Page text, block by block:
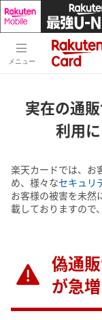
メニュー
実在の通
利用
楽天カードでは、お
め、様々なセキュリ
お客様の被害を未然
載しておりますので
偽通
が急